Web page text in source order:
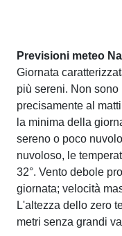
Previsioni meteo
Giornata
più sereni. Non
precisamente al
la minima della
sereno o poco
nuvoloso, le
32°. Vento debole
giornata; velocità
L'altezza dello zero
metri senza grandi